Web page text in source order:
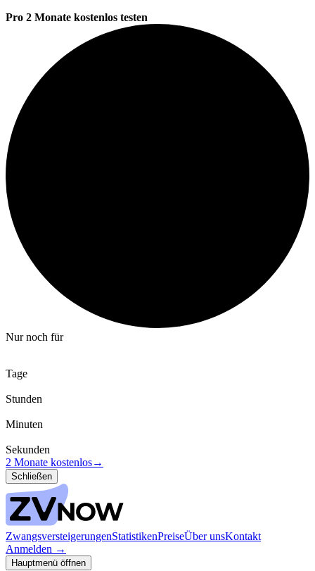
Pro 2 Monate kostenlos testen
Nur noch für
Tage
Stunden
Minuten
Sekunden
2 Monate kostenlos→
Schließen
ZwangsversteigerungenStatistikenPreiseÜber unsKontakt
Anmelden →
Hauptmenü öffnen